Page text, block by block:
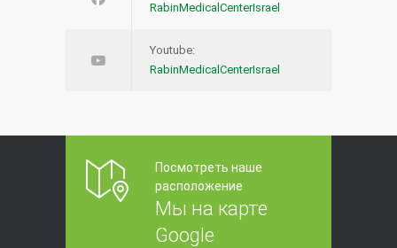
RabinMedicalCenterIsrael
Youtube:
RabinMedicalCenterIsrael
Посмотреть наше
расположение
Мы на карте
Google